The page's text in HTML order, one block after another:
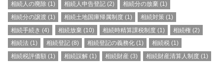
相続人の廃除 (1) 相続人申告登記(2) 相続分の放棄 (1)
相続分の譲渡 (1) 相続土地国庫帰属制度(1) 相続対策(1)
相続手続き (4) 相続放棄 (10) 相続時精算課税制度(1) 相続権 (2)
相続法 (1) 相続登記(8) 相続登記の義務化(1) 相続税 (1)
相続税評価額 (1) 相続誤解(1) 相続財産(3) 相続財産清算人制度 (1)